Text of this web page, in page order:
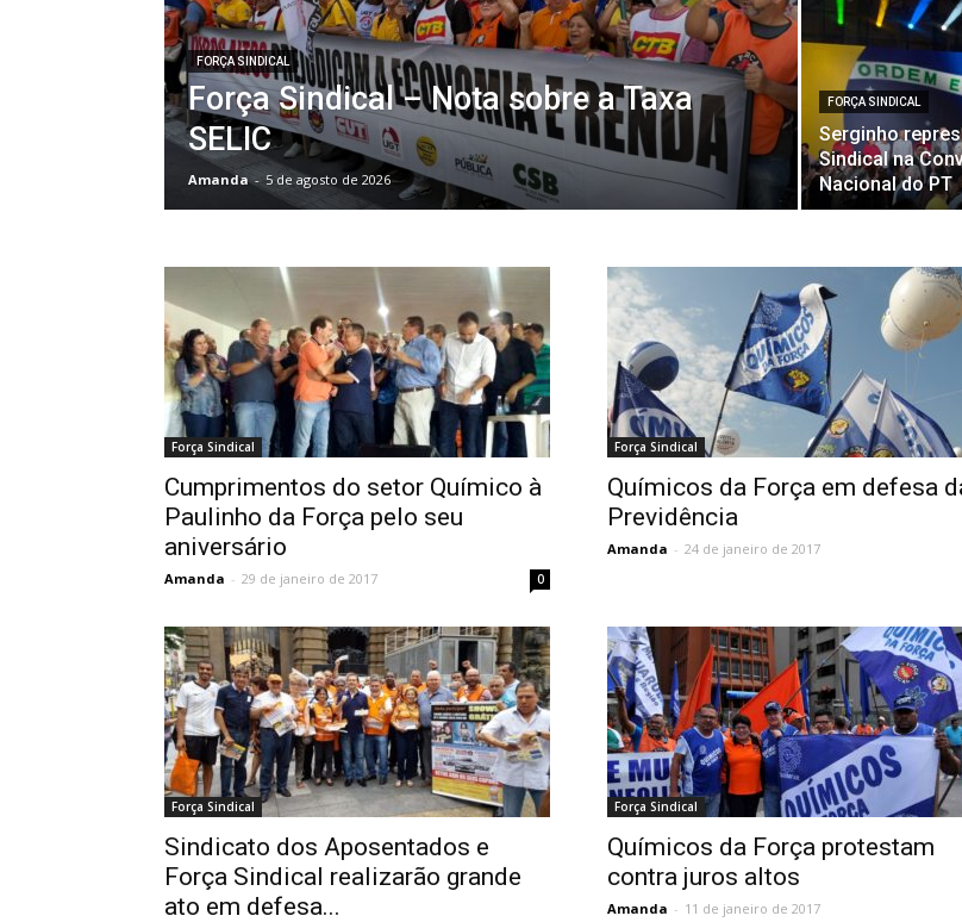
FORÇA SINDICAL
Força Sindical – Nota sobre a Taxa
SELIC
Amanda - 5 de agosto de 2026
FORÇA SINDICAL
Serginho
Sindical na
Nacional do PT
Força Sindical
Cumprimentos do setor Químico à
Paulinho da Força pelo seu
aniversário
Amanda - 29 de janeiro de 2017 0
Força Sindical
Químicos da Força em defesa
Previdência
Amanda - 24 de janeiro de 2017
Força Sindical
Sindicato dos Aposentados e
Força Sindical realizarão grande
ato em defesa...
Força Sindical
Químicos da Força protestam
contra juros altos
Amanda - 11 de janeiro de 2017